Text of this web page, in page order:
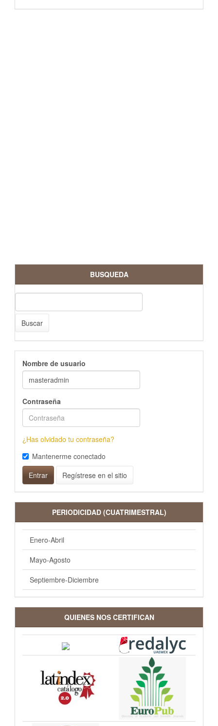
BUSQUEDA
Buscar
Nombre de usuario
Contraseña
¿Has olvidado tu contraseña?
Mantenerme conectado
Entrar
Regístrese en el sitio
PERIODICIDAD (CUATRIMESTRAL)
Enero-Abril
Mayo-Agosto
Septiembre-Diciembre
QUIENES NOS CERTIFICAN